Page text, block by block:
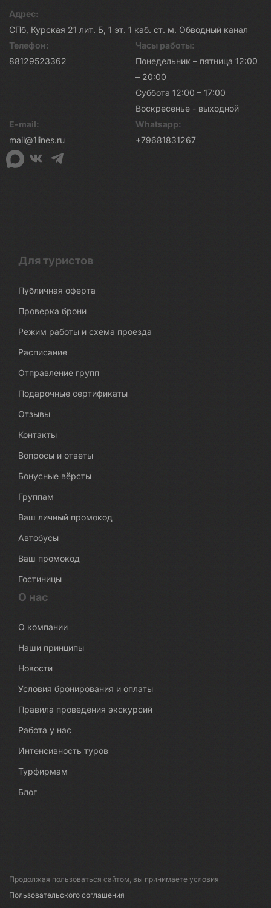
Адрес:
СПб, Курская 21 лит. Б, 1 эт. 1 каб. ст. м. Обводный канал
Телефон:
88129523362
Часы работы:
Понедельник – пятница 12:00
– 20:00
Суббота 12:00 – 17:00
Воскресенье - выходной
E-mail:
mail@1lines.ru
Whatsapp:
+79681831267
Для туристов
Публичная оферта
Проверка брони
Режим работы и схема проезда
Расписание
Отправление групп
Подарочные сертификаты
Отзывы
Контакты
Вопросы и ответы
Бонусные вёрсты
Группам
Ваш личный промокод
Автобусы
Ваш промокод
Гостиницы
О нас
О компании
Наши принципы
Новости
Условия бронирования и оплаты
Правила проведения экскурсий
Работа у нас
Интенсивность туров
Турфирмам
Блог
Продолжая пользоваться сайтом, вы принимаете условия
Пользовательского соглашения